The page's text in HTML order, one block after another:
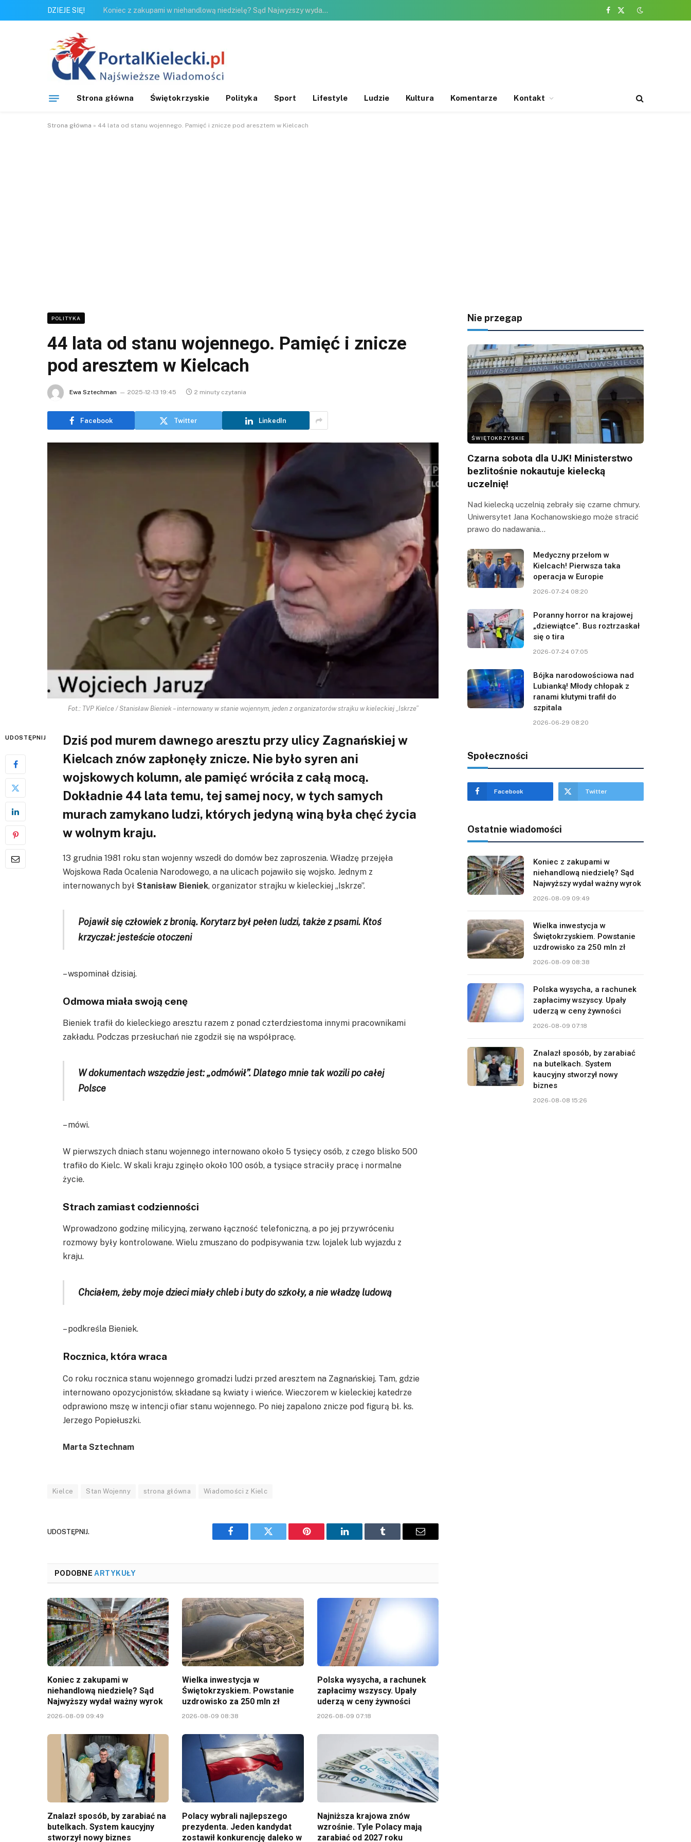
DZIEJE SIĘ! Koniec z zakupami w niehandlową niedzielę? Sąd Najwyższy wydał ważny wyrok
Facebook
X
Strona główna Świętokrzyskie Polityka Sport Lifestyle Ludzie Kultura Komentarze Kontakt
Strona główna » 44 lata od stanu wojennego. Pamięć i znicze pod aresztem w Kielcach
POLITYKA
44 lata od stanu wojennego. Pamięć i znicze
pod aresztem w Kielcach
Ewa Sztechman 2025-12-13 19:45 2 minuty czytania
Facebook Twitter LinkedIn
Fot.: TVP Kielce / Stanisław Bieniek – internowany w stanie wojennym, jeden z organizatorów strajku w kieleckiej „Iskrze”
UDOSTĘPNIJ
Dziś pod murem dawnego aresztu przy ulicy Zagnańskiej w
Kielcach znów zapłonęły znicze. Nie było syren ani
wojskowych kolumn, ale pamięć wróciła z całą mocą.
Dokładnie 44 lata temu, tej samej nocy, w tych samych
murach zamykano ludzi, których jedyną winą była chęć życia
w wolnym kraju.
13 grudnia 1981 roku stan wojenny wszedł do domów bez zaproszenia. Władzę przejęła
Wojskowa Rada Ocalenia Narodowego, a na ulicach pojawiło się wojsko. Jednym z
internowanych był Stanisław Bieniek, organizator strajku w kieleckiej „Iskrze”.
Pojawił się człowiek z bronią. Korytarz był pełen ludzi, także z psami. Ktoś
krzyczał: jesteście otoczeni
– wspominał dzisiaj.
Odmowa miała swoją cenę
Bieniek trafił do kieleckiego aresztu razem z ponad czterdziestoma innymi pracownikami
zakładu. Podczas przesłuchań nie zgodził się na współpracę.
W dokumentach wszędzie jest: „odmówił”. Dlatego mnie tak wozili po całej
Polsce
– mówi.
W pierwszych dniach stanu wojennego internowano około 5 tysięcy osób, z czego blisko 500
trafiło do Kielc. W skali kraju zginęło około 100 osób, a tysiące straciły pracę i normalne
życie.
Strach zamiast codzienności
Wprowadzono godzinę milicyjną, zerwano łączność telefoniczną, a po jej przywróceniu
rozmowy były kontrolowane. Wielu zmuszano do podpisywania tzw. lojalek lub wyjazdu z
kraju.
Chciałem, żeby moje dzieci miały chleb i buty do szkoły, a nie władzę ludową
– podkreśla Bieniek.
Rocznica, która wraca
Co roku rocznica stanu wojennego gromadzi ludzi przed aresztem na Zagnańskiej. Tam, gdzie
internowano opozycjonistów, składane są kwiaty i wieńce. Wieczorem w kieleckiej katedrze
odprawiono mszę w intencji ofiar stanu wojennego. Po niej zapalono znicze pod figurą bł. ks.
Jerzego Popiełuszki.
Marta Sztechnam
Kielce Stan Wojenny strona główna Wiadomości z Kielc
UDOSTĘPNIJ.
Facebook Twitter Pinterest LinkedIn Tumblr Email
PODOBNEARTYKUŁY
Koniec z zakupami w
niehandlową niedzielę? Sąd
Najwyższy wydał ważny wyrok
2026-08-09 09:49
Wielka inwestycja w
Świętokrzyskiem. Powstanie
uzdrowisko za 250 mln zł
2026-08-09 08:38
Polska wysycha, a rachunek
zapłacimy wszyscy. Upały
uderzą w ceny żywności
2026-08-09 07:18
Znalazł sposób, by zarabiać na
butelkach. System kaucyjny
stworzył nowy biznes
Polacy wybrali najlepszego
prezydenta. Jeden kandydat
zostawił konkurencję daleko w
Najniższa krajowa znów
wzrośnie. Tyle Polacy mają
zarabiać od 2027 roku
Nie przegap
ŚWIĘTOKRZYSKIE
Czarna sobota dla UJK! Ministerstwo
bezlitośnie nokautuje kielecką
uczelnię!
Nad kielecką uczelnią zebrały się czarne chmury.
Uniwersytet Jana Kochanowskiego może stracić
prawo do nadawania…
Medyczny przełom w
Kielcach! Pierwsza taka
operacja w Europie
2026-07-24 08:20
Poranny horror na krajowej
„dziewiątce”. Bus roztrzaskał
się o tira
2026-07-24 07:05
Bójka narodowościowa nad
Lubianką! Młody chłopak z
ranami kłutymi trafił do
szpitala
2026-06-29 08:20
Społeczności
Facebook Twitter
Ostatnie wiadomości
Koniec z zakupami w
niehandlową niedzielę? Sąd
Najwyższy wydał ważny wyrok
2026-08-09 09:49
Wielka inwestycja w
Świętokrzyskiem. Powstanie
uzdrowisko za 250 mln zł
2026-08-09 08:38
Polska wysycha, a rachunek
zapłacimy wszyscy. Upały
uderzą w ceny żywności
2026-08-09 07:18
Znalazł sposób, by zarabiać
na butelkach. System
kaucyjny stworzył nowy
biznes
2026-08-08 15:26